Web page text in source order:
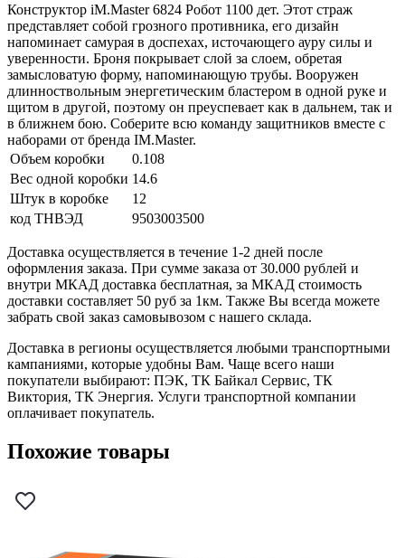
Конструктор iM.Master 6824 Робот 1100 дет. Этот страж
представляет собой грозного противника, его дизайн
напоминает самурая в доспехах, источающего ауру силы и
уверенности. Броня покрывает слой за слоем, обретая
замысловатую форму, напоминающую трубы. Вооружен
длинноствольным энергетическим бластером в одной руке и
щитом в другой, поэтому он преуспевает как в дальнем, так и
в ближнем бою. Соберите всю команду защитников вместе с
наборами от бренда IM.Master.
Объем коробки
0.108
Вес одной коробки 14.6
Штук в коробке
12
код ТНВЭД
9503003500
Доставка осуществляется в течение 1-2 дней после
оформления заказа. При сумме заказа от 30.000 рублей и
внутри МКАД доставка бесплатная, за МКАД стоимость
доставки составляет 50 руб за 1км. Также Вы всегда можете
забрать свой заказ самовывозом с нашего склада.
Доставка в регионы осуществляется любыми транспортными
кампаниями, которые удобны Вам. Чаще всего наши
покупатели выбирают: ПЭК, ТК Байкал Сервис, ТК
Виктория, ТК Энергия. Услуги транспортной компании
оплачивает покупатель.
Похожие товары